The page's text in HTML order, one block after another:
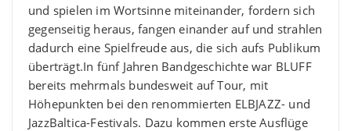
und spielen im Wortsinne miteinander, fordern sich
gegenseitig heraus, fangen einander auf und strahlen
dadurch eine Spielfreude aus, die sich aufs Publikum
überträgt. ​ In fünf Jahren Bandgeschichte war BLUFF
bereits mehrmals bundesweit auf Tour, mit
Höhepunkten bei den renommierten ELBJAZZ- und
JazzBaltica-Festivals. Dazu kommen erste Ausflüge